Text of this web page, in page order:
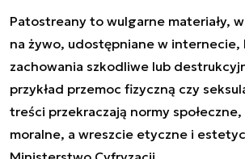
Patostreany to wulgarne materiały,
na żywo, udostępniane w internecie,
zachowania szkodliwe lub
przykład przemoc fizyczną czy
treści przekraczają normy
moralne, a wreszcie etyczne i